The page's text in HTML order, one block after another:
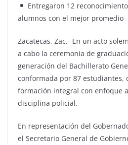
Entregaron 12
alumnos con el mejor promedio
Zacatecas, Zac.- En un acto
a cabo la ceremonia de
generación del Bachillerato
conformada por 87 estudiantes,
formación integral con enfoque
disciplina policial.
En representación del
el Secretario General de